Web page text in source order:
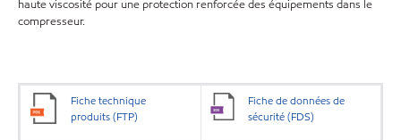
haute viscosité pour une protection renforcée des équipements dans le
compresseur.
Fiche technique
produits (FTP)
Fiche de données de
sécurité (FDS)